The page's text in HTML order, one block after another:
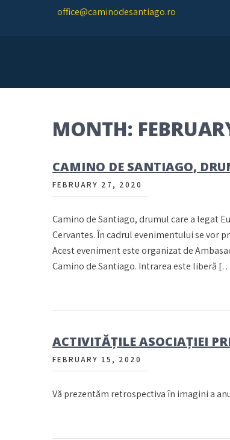
office@caminodesantiago.ro
MONTH:
CAMINO DE SANTIAGO,
FEBRUARY 27, 2020
Camino de Santiago, drumul care a legat
Cervantes. În cadrul evenimentului se vor
Acest eveniment este organizat de
Camino de Santiago. Intrarea este liberă
ACTIVITĂȚILE ASOCIAȚIEI
FEBRUARY 15, 2020
Vă prezentăm retrospectiva în imagini a